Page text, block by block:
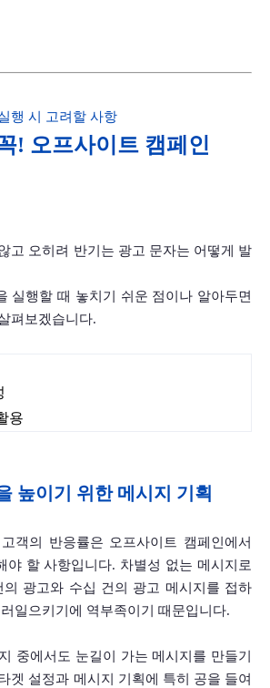
행 시 고려할 사항
! 오프사이트 캠페인
고 오히려 반기는 광고 문자는 어떻게 발
실행할 때 놓치기 쉬운 점이나 알아두면
펴보겠습니다.
용
높이기 위한 메시지 기획
객의 반응률은 오프사이트 캠페인에서
야 할 사항입니다. 차별성 없는 메시지로
의 광고와 수십 건의 광고 메시지를 접하
일으키기에 역부족이기 때문입니다.
중에서도 눈길이 가는 메시지를 만들기
겟 설정과 메시지 기획에 특히 공을 들여